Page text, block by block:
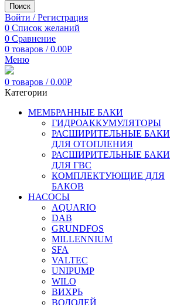
Поиск
Войти / Регистрация
0 Список желаний
0 Сравнение
0 товаров / 0.00Р
Меню
0 товаров / 0.00Р
Категории
МЕМБРАННЫЕ БАКИ
ГИДРОАККУМУЛЯТОРЫ
РАСШИРИТЕЛЬНЫЕ БАКИ
ДЛЯ ОТОПЛЕНИЯ
РАСШИРИТЕЛЬНЫЕ БАКИ
ДЛЯ ГВС
КОМПЛЕКТУЮЩИЕ ДЛЯ
БАКОВ
НАСОСЫ
AQUARIO
DAB
GRUNDFOS
MILLENNIUM
SFA
VALTEC
UNIPUMP
WILO
ВИХРЬ
ВОДОЛЕЙ